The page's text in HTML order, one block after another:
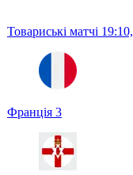
Товариські матчі 19:10,
Франція 3